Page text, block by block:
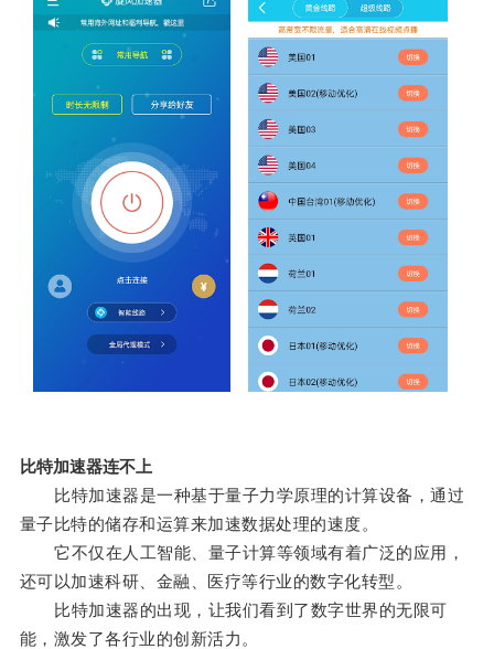
比特加速器连不上
比特加速器是一种基于量子力学原理的计算设备，通过
量子比特的储存和运算来加速数据处理的速度。
它不仅在人工智能、量子计算等领域有着广泛的应用，
还可以加速科研、金融、医疗等行业的数字化转型。
比特加速器的出现，让我们看到了数字世界的无限可
能，激发了各行业的创新活力。